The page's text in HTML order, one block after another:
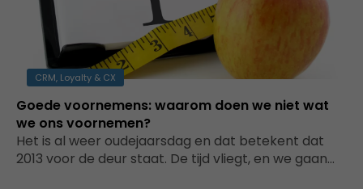
CRM, Loyalty & CX
Goede voornemens: waarom doen we niet wat
we ons voornemen?
Het is al weer oudejaarsdag en dat betekent dat
2013 voor de deur staat. De tijd vliegt, en we gaan…